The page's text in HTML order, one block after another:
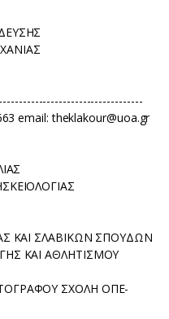
email: theklakour@uoa.gr
ΚΑΙ ΣΛΑΒΙΚΩΝ ΣΠΟΥΔΩΝ
ΚΑΙ ΑΘΛΗΤΙΣΜΟΥ
ΣΧΟΛΗ ΟΠΕ-